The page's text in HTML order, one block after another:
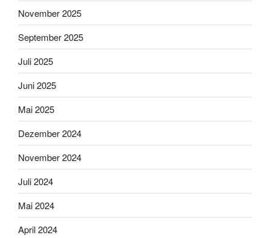
November 2025
September 2025
Juli 2025
Juni 2025
Mai 2025
Dezember 2024
November 2024
Juli 2024
Mai 2024
April 2024